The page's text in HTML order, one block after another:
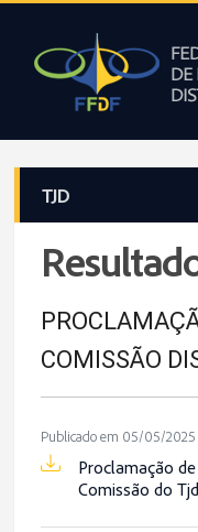
TJD
COMISSÃO
Publicado em 05/05/2025
Proclamação
Comissão do